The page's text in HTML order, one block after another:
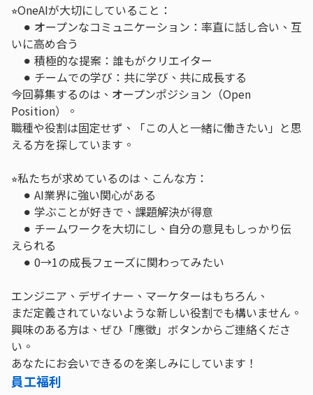
⭐︎OneAIが大切にしていること：
⚫︎ オープンなコミュニケーション：率直に話し合い、互
いに高め合う
⚫︎ 積極的な提案：誰もがクリエイター
⚫︎ チームでの学び：共に学び、共に成長する
今回募集するのは、オープンポジション（Open
Position）。
職種や役割は固定せず、「この人と一緒に働きたい」と思
える方を探しています。
⭐︎私たちが求めているのは、こんな方：
⚫︎ AI業界に強い関心がある
⚫︎ 学ぶことが好きで、課題解決が得意
⚫︎ チームワークを大切にし、自分の意見もしっかり伝
えられる
⚫︎ 0→1の成長フェーズに関わってみたい
エンジニア、デザイナー、マーケターはもちろん、
まだ定義されていないような新しい役割でも構いません。
興味のある方は、ぜひ「應徵」ボタンからご連絡くださ
い。
あなたにお会いできるのを楽しみにしています！
員工福利